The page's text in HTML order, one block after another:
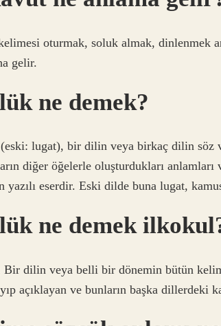
oturmak, soluk almak, dinlenmek
gelir.
ne demek?
lugat), bir dilin veya birkaç dilin söz
diğer öğelerle oluşturdukları anlamları
yazılı eserdir. Eski dilde buna lugat,
ne demek
Bir dilin veya belli bir dönemin bütün
açıklayan ve bunların başka dillerdeki